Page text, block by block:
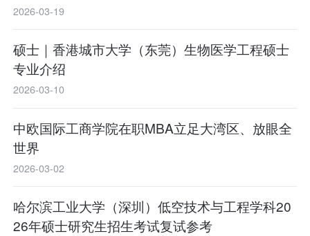
2026-03-19
硕士｜香港城市大学（东莞）生物医学工程硕士
专业介绍
2026-03-10
中欧国际工商学院在职MBA立足大湾区、放眼全
世界
2026-03-02
哈尔滨工业大学（深圳）低空技术与工程学科20
26年硕士研究生招生考试复试参考